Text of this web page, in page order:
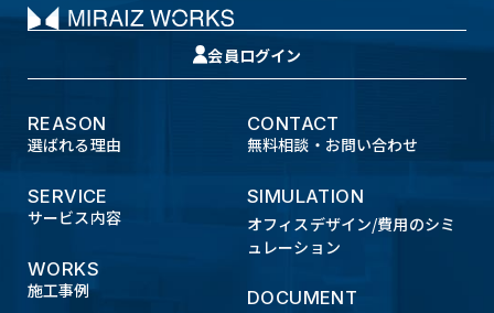
会員ログイン
REASON
選ばれる理由
SERVICE
サービス内容
WORKS
施工事例
CONTACT
無料相談・お問い合わせ
SIMULATION
オフィスデザイン/費用のシミ
ュレーション
DOCUMENT